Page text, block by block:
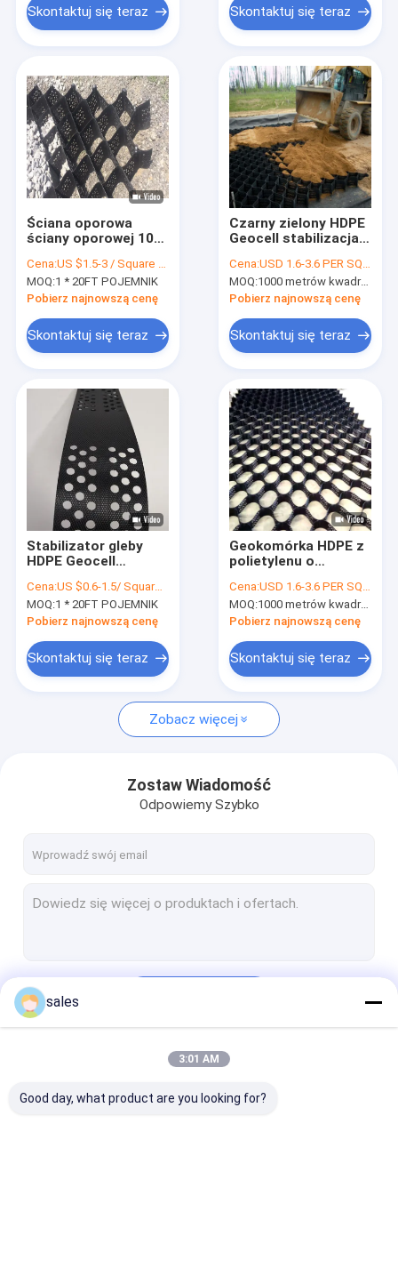
Produkty
O nas
Wycieczka po fabryce
Kontrola jakości
Sprawy
Wkładka z geomembrany HDPE
Wykładzina geomembrany LDPE
Geomembrana kompozytowa
Geokomórka HDPE
Skontaktuj się teraz Skontaktuj się teraz
Ściana oporowa
ściany oporowej 100
plastra miodu
Cena:US $1.5-3 / Square Meter
MOQ:1 * 20FT POJEMNIK
Pobierz najnowszą cenę
Skontaktuj się teraz
Czarny zielony HDPE
Geocell stabilizacja
Cena:USD 1.6-3.6 PER SQM
MOQ:1000 metrów kwadratowych
Pobierz najnowszą cenę
Skontaktuj się teraz
Stabilizator gleby
HDPE Geocell
dla drogi
Cena:US $0.6-1.5/ Square Meter
MOQ:1 * 20FT POJEMNIK
Pobierz najnowszą cenę
Skontaktuj się teraz
Geokomórka HDPE z
polietylenu o
drogach
budowlanych
Cena:USD 1.6-3.6 PER SQM
MOQ:1000 metrów kwadratowych
Pobierz najnowszą cenę
Skontaktuj się teraz
Zobacz więcej
Zostaw Wiadomość
Odpowiemy Szybko
sales
3:01 AM
Good day, what product are you looking for?